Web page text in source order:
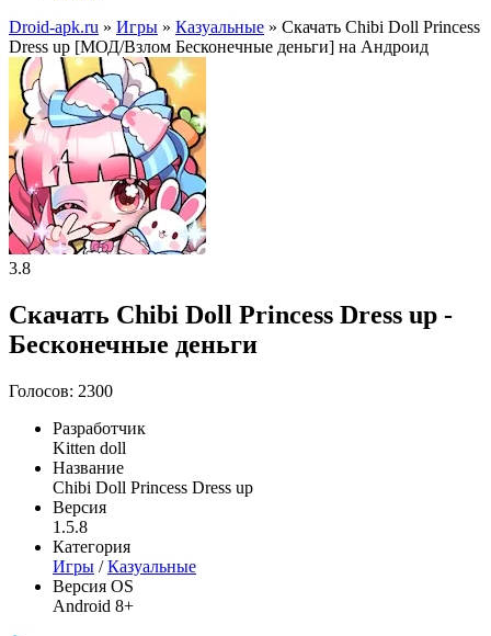
Droid-apk.ru » Игры » Казуальные » Скачать Chibi Doll Princess
Dress up [МОД/Взлом Бесконечные деньги] на Андроид
3.8
Скачать Chibi Doll Princess Dress up -
Бесконечные деньги
Голосов: 2300
Разработчик
Kitten doll
Название
Chibi Doll Princess Dress up
Версия
1.5.8
Категория
Игры /Казуальные
Версия OS
Android 8+